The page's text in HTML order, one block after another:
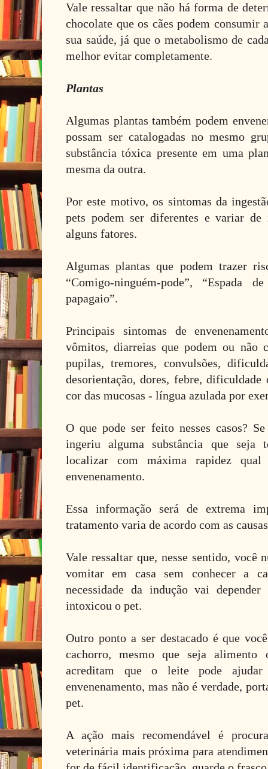
Vale ressaltar que não há forma de
chocolate que os cães podem consumir
sua saúde, já que o metabolismo de
melhor evitar completamente.
Plantas
Algumas plantas também podem
possam ser catalogadas no mesmo
substância tóxica presente em uma
mesma da outra.
Por este motivo, os sintomas da
pets podem ser diferentes e variar de
alguns fatores.
Algumas plantas que podem trazer
“Comigo-ninguém-pode”, “Espada
papagaio”.
Principais sintomas de
vômitos, diarreias que podem ou não
pupilas, tremores, convulsões,
desorientação, dores, febre, dificuldade
cor das mucosas - língua azulada por
O que pode ser feito nesses casos?
ingeriu alguma substância que seja
localizar com máxima rapidez
envenenamento.
Essa informação será de extrema
tratamento varia de acordo com as
Vale ressaltar que, nesse sentido, você
vomitar em casa sem conhecer a
necessidade da indução vai
intoxicou o pet.
Outro ponto a ser destacado é que
cachorro, mesmo que seja alimento
acreditam que o leite pode
envenenamento, mas não é verdade,
pet.
A ação mais recomendável é
veterinária mais próxima para